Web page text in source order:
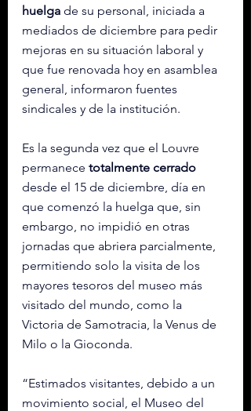
huelga de su personal, iniciada a
mediados de diciembre para pedir
mejoras en su situación laboral y
que fue renovada hoy en asamblea
general, informaron fuentes
sindicales y de la institución.
Es la segunda vez que el Louvre
permanece totalmente cerrado
desde el 15 de diciembre, día en
que comenzó la huelga que, sin
embargo, no impidió en otras
jornadas que abriera parcialmente,
permitiendo solo la visita de los
mayores tesoros del museo más
visitado del mundo, como la
Victoria de Samotracia, la Venus de
Milo o la Gioconda.
“Estimados visitantes, debido a un
movimiento social, el Museo del